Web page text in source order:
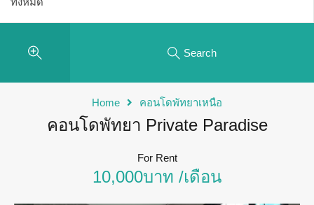
Search
Home คอนโดพัทยาเหนือ
คอนโดพัทยา Private Paradise
For Rent
10,000บาท /เดือน